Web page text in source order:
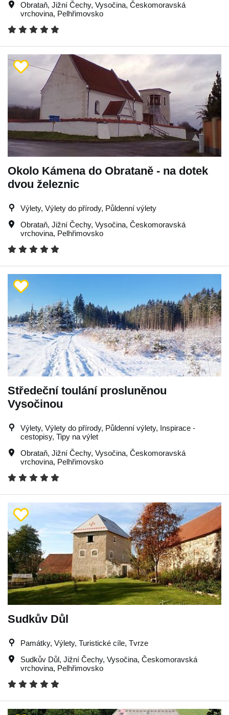
Obrataň, Jižní Čechy, Vysočina, Českomoravská
vrchovina, Pelhřimovsko
Okolo Kámena do Obrataně - na dotek
dvou železnic
Výlety, Výlety do přírody, Půldenní výlety
Obrataň, Jižní Čechy, Vysočina, Českomoravská
vrchovina, Pelhřimovsko
Středeční toulání prosluněnou
Vysočinou
Výlety, Výlety do přírody, Půldenní výlety, Inspirace -
cestopisy, Tipy na výlet
Obrataň, Jižní Čechy, Vysočina, Českomoravská
vrchovina, Pelhřimovsko
Sudkův Důl
Památky, Výlety, Turistické cíle, Tvrze
Sudkův Důl, Jižní Čechy, Vysočina, Českomoravská
vrchovina, Pelhřimovsko